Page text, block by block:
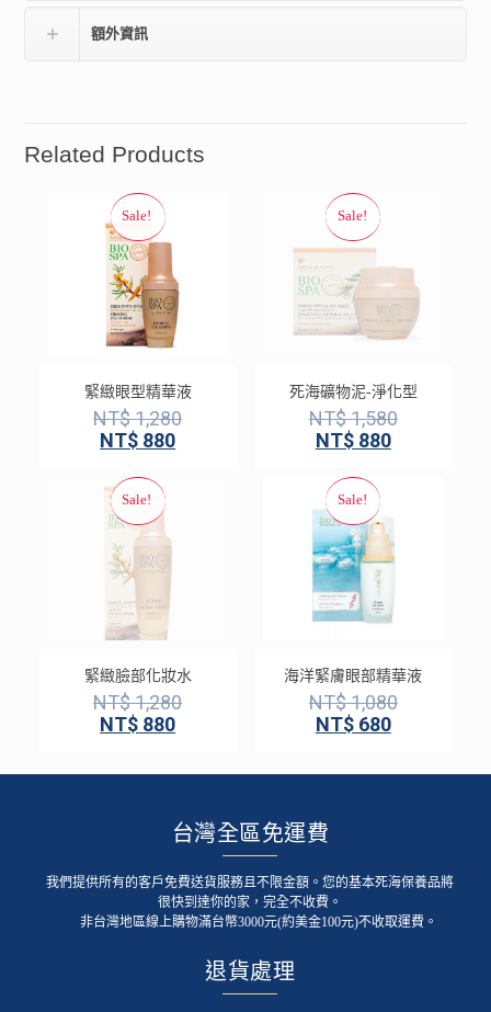
額外資訊
Related Products
緊緻眼型精華液
NT$1,280
NT$ 880
死海礦物泥-淨化型
NT$1,580
NT$880
緊緻臉部化妝水
NT$1,280
NT$ 880
海洋緊膚眼部精華液
NT$1,080
NT$680
台灣全區免運費
我們提供所有的客戶免費送貨服務且不限金額。您的基本死海保養品將
很快到達你的家，完全不收費。
非台灣地區線上購物滿台幣3000元(約美金100元)不收取運費。
退貨處理